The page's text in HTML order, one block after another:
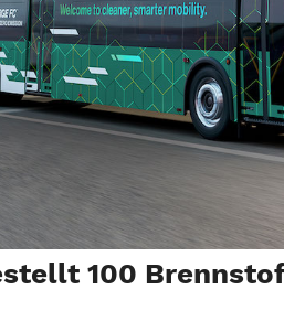
100